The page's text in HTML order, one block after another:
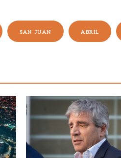
SAN JUAN ABRIL